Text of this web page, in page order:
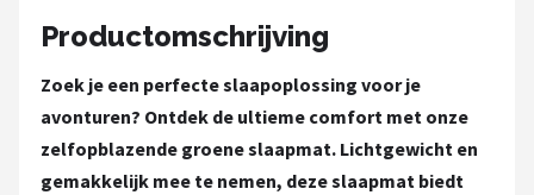
Productomschrijving
Zoek je een perfecte slaapoplossing voor je
avonturen? Ontdek de ultieme comfort met onze
zelfopblazende groene slaapmat. Lichtgewicht en
gemakkelijk mee te nemen, deze slaapmat biedt